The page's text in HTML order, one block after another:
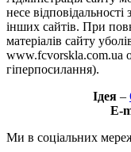
несе відповідальності
інших сайтів. При
матеріалів сайту
www.fcvorskla.com.ua
гіперпосилання).
Ідея –
E-
Ми в соціальних